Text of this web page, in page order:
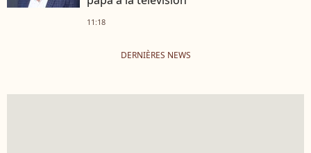
11:18
DERNIÈRES NEWS